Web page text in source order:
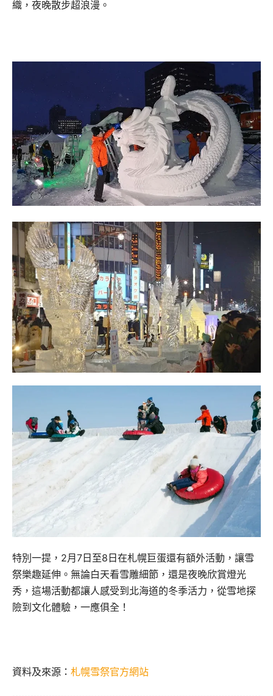
織，夜晚散步超浪漫。
特別一提，2月7日至8日在札幌巨蛋還有額外活動，讓雪
祭樂趣延伸。無論白天看雪雕細節，還是夜晚欣賞燈光
秀，這場活動都讓人感受到北海道的冬季活力，從雪地探
險到文化體驗，一應俱全！
資料及來源： 札幌雪祭官方網站